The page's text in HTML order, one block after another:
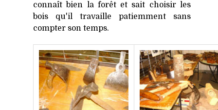
connaît bien la forêt et sait choisir les
bois qu'il travaille patiemment sans
compter son temps.